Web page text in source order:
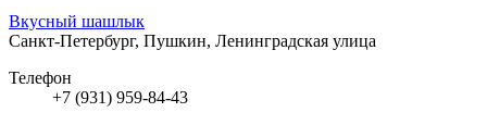
Вкусный шашлык
Санкт-Петербург, Пушкин, Ленинградская улица
Телефон
+7 (931) 959-84-43